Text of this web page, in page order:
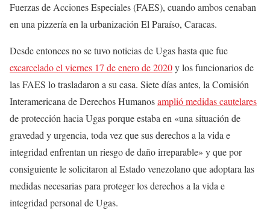
Fuerzas de Acciones Especiales (FAES), cuando ambos cenaban
en una pizzería en la urbanización El Paraíso, Caracas.
Desde entonces no se tuvo noticias de Ugas hasta que fue
excarcelado el viernes 17 de enero de 2020y los funcionarios de
las FAES lo trasladaron a su casa. Siete días antes, la Comisión
Interamericana de Derechos Humanosamplió medidas cautelares
de protección hacia Ugas porque estaba en «una situación de
gravedad y urgencia, toda vez que sus derechos a la vida e
integridad enfrentan un riesgo de daño irreparable» y que por
consiguiente le solicitaron al Estado venezolano que adoptara las
medidas necesarias para proteger los derechos a la vida e
integridad personal de Ugas.